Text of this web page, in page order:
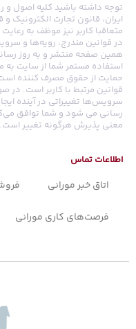
توجه داشته باشید کلیه اصول و
ایران، قانون تجارت
متعاقبا کاربر نیز موظف به
در قوانین مندرج، رویه‏‌ها و
همین صفحه منتشر و به روز
استفاده مستمر شما از سایت به
حمایت از حقوق مصرف کننده است
قوانین مرتبط با کاربر است. در
سرویس‏‌ها تغییراتی در آینده
رسانی می شود و شما توافق
معنی پذیرش هرگونه تغییر است.
اطلاعات تماس
اتاق خبر مورانی
فرصت‌های کاری مورانی